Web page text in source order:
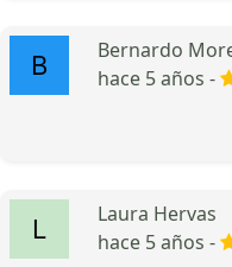
Bernardo
hace 5 años -
Laura Hervas
hace 5 años -